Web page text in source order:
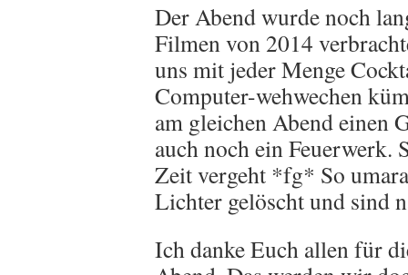
Der Abend wurde noch
Filmen von 2014
uns mit jeder Menge
Computer-wehwechen
am gleichen Abend einen
auch noch ein
Zeit vergeht *fg* So
Lichter gelöscht und sind
Ich danke Euch allen für